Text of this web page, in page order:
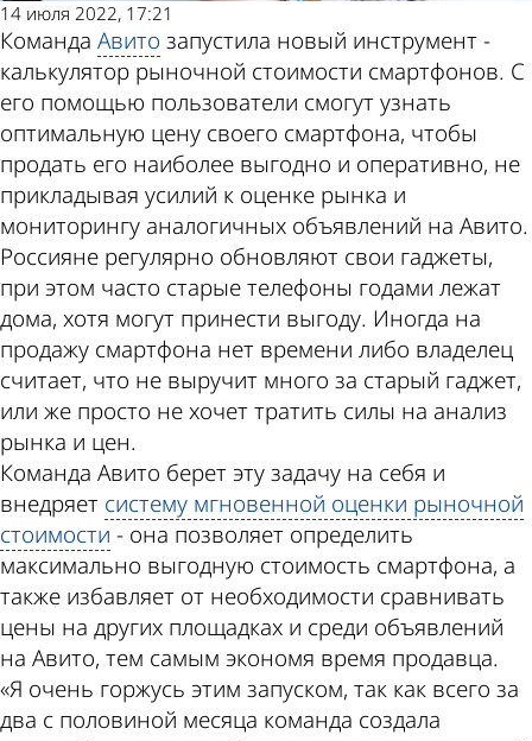
14 июля 2022, 17:21
Команда Авито запустила новый инструмент -
калькулятор рыночной стоимости смартфонов. С
его помощью пользователи смогут узнать
оптимальную цену своего смартфона, чтобы
продать его наиболее выгодно и оперативно, не
прикладывая усилий к оценке рынка и
мониторингу аналогичных объявлений на Авито.
Россияне регулярно обновляют свои гаджеты,
при этом часто старые телефоны годами лежат
дома, хотя могут принести выгоду. Иногда на
продажу смартфона нет времени либо владелец
считает, что не выручит много за старый гаджет,
или же просто не хочет тратить силы на анализ
рынка и цен.
Команда Авито берет эту задачу на себя и
внедряет систему мгновенной оценки рыночной
стоимости - она позволяет определить
максимально выгодную стоимость смартфона, а
также избавляет от необходимости сравнивать
цены на других площадках и среди объявлений
на Авито, тем самым экономя время продавца.
«Я очень горжусь этим запуском, так как всего за
два с половиной месяца команда создала